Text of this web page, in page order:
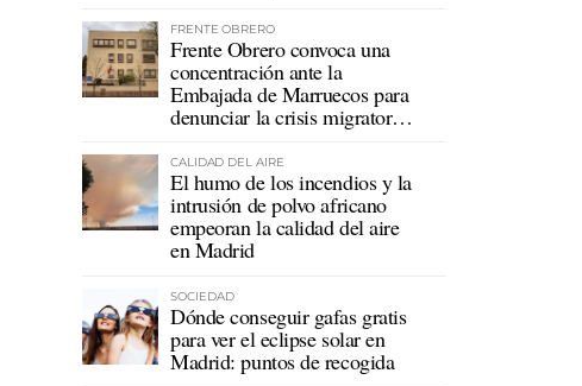
FRENTE OBRERO
Frente Obrero convoca una
concentración ante la
Embajada de Marruecos para
denunciar la crisis migratoria
CALIDAD DEL AIRE
El humo de los incendios y la
intrusión de polvo africano
empeoran la calidad del aire
en Madrid
SOCIEDAD
Dónde conseguir gafas gratis
para ver el eclipse solar en
Madrid: puntos de recogida